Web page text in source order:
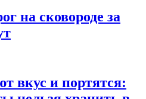
на сковороде за
вкус и портятся: